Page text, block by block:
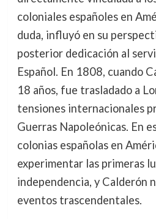
coloniales españoles en
duda, influyó en su
posterior dedicación al
Español. En 1808, cuando
18 años, fue trasladado a
tensiones internacionales
Guerras Napoleónicas. En
colonias españolas en
experimentar las primeras
independencia, y Calderón
eventos trascendentales.